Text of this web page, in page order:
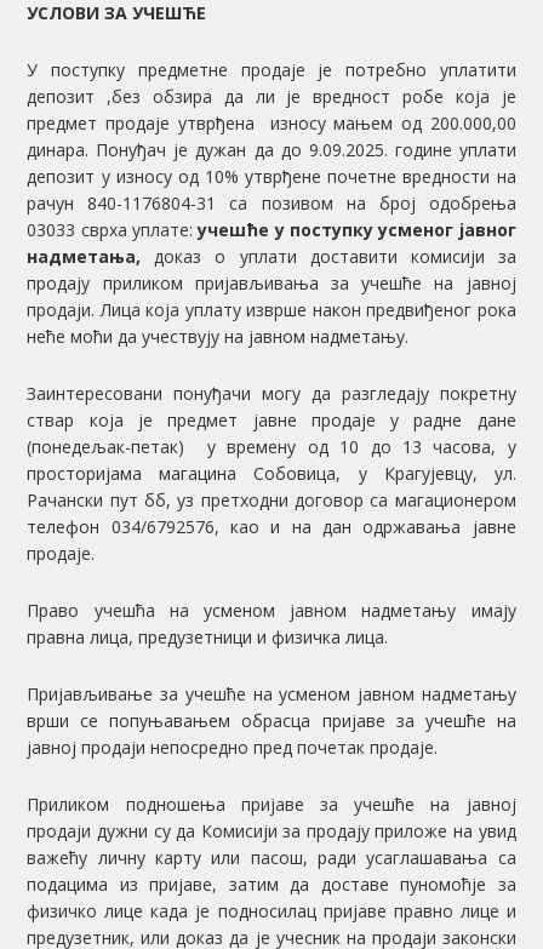
УСЛОВИ ЗА УЧЕШЋЕ
У поступку предметне продаје је потребно уплатити
депозит ,без обзира да ли је вредност робе која је
предмет продаје утврђена износу мањем од 200.000,00
динара. Понуђач је дужан да до 9.09.2025. године уплати
депозит у износу од 10% утврђене почетне вредности на
рачун 840-1176804-31 са позивом на број одобрења
03033 сврха уплате:учешће у поступку усменог јавног
надметања,доказ о уплати доставити комисији за
продају приликом пријављивања за учешће на јавној
продаји. Лица која уплату изврше након предвиђеног рока
неће моћи да учествују на јавном надметању.
Заинтересовани понуђачи могу да разгледају покретну
ствар која је предмет јавне продаје у радне дане
(понедељак-петак) у времену од 10 до 13 часова, у
просторијама магацина Собовица, у Крагујевцу, ул.
Рачански пут бб, уз претходни договор са магационером
телефон 034/6792576, као и на дан одржавања јавне
продаје.
Право учешћа на усменом јавном надметању имају
правна лица, предузетници и физичка лица.
Пријављивање за учешће на усменом јавном надметању
врши се попуњавањем обрасца пријаве за учешће на
јавној продаји непосредно пред почетак продаје.
Приликом подношења пријаве за учешће на јавној
продаји дужни су да Комисији за продају приложе на увид
важећу личну карту или пасош, ради усаглашавања са
подацима из пријаве, затим да доставе пуномоћје за
физичко лице када је подносилац пријаве правно лице и
предузетник, или доказ да је учесник на продаји законски